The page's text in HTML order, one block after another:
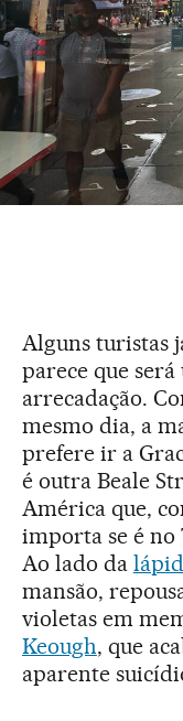
Alguns turistas
parece que
arrecadação.
mesmo dia, a
prefere ir a
é outra Beale
América que,
importa se é no
Ao lado da
mansão,
violetas em
Keough, que
aparente